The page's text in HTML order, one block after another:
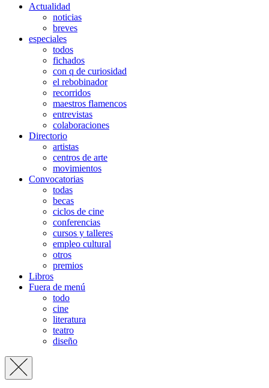
Actualidad
noticias
breves
especiales
todos
fichados
con q de curiosidad
el rebobinador
recorridos
maestros flamencos
entrevistas
colaboraciones
Directorio
artistas
centros de arte
movimientos
Convocatorias
todas
becas
ciclos de cine
conferencias
cursos y talleres
empleo cultural
otros
premios
Libros
Fuera de menú
todo
cine
literatura
teatro
diseño